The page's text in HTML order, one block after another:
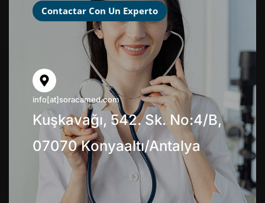
Contactar Con Un Experto
info[at]soracamed.com
Kuşkavağı, 542. Sk. No:4/B,
07070 Konyaaltı/Antalya